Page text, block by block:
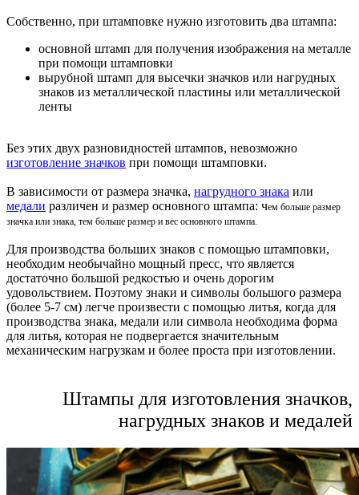
Собственно, при штамповке нужно изготовить два штампа:
основной штамп для получения изображения на металле
при помощи штамповки
вырубной штамп для высечки значков или нагрудных
знаков из металлической пластины или металлической
ленты
Без этих двух разновидностей штампов, невозможно
изготовление значков при помощи штамповки.
В зависимости от размера значка, нагрудного знака или
медали различен и размер основного штампа: чем больше размер
значка или знака, тем больше размер и вес основного штампа.
Для производства больших знаков с помощью штамповки,
необходим необычайно мощный пресс, что является
достаточно большой редкостью и очень дорогим
удовольствием. Поэтому знаки и символы большого размера
(более 5-7 см) легче произвести с помощью литья, когда для
производства знака, медали или символа необходима форма
для литья, которая не подвергается значительным
механическим нагрузкам и более проста при изготовлении.
Штампы для изготовления значков,
нагрудных знаков и медалей